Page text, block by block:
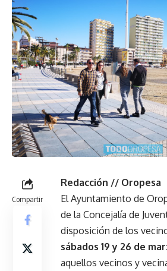
Compartir
Redacción // Oropesa
El Ayuntamiento de
de la Concejalía de
disposición de los
sábados 19 y 26 de
aquellos vecinos y